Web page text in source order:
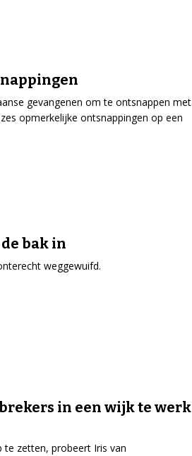
gevangenen om te ontsnappen met
opmerkelijke ontsnappingen op een
bak in
weggewuifd.
in een wijk te werk
te zetten, probeert Iris van